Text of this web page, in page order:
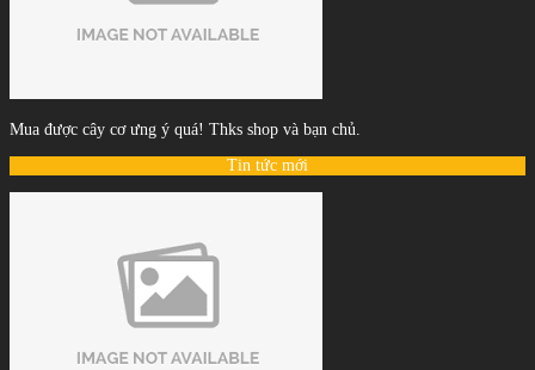
Mua được cây cơ ưng ý quá! Thks shop và bạn chủ.
Tin tức mới